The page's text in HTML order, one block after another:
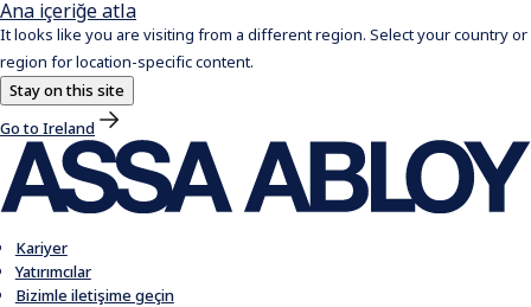
Ana içeriğe atla
It looks like you are visiting from a different region. Select your country or
region for location-specific content.
Stay on this site
Go to Ireland
Kariyer
Yatırımcılar
Bizimle iletişime geçin